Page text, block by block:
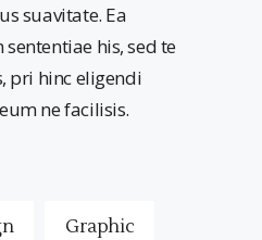
suavitate. Ea
his, sed te
pri hinc eligendi
ne facilisis.
Graphic